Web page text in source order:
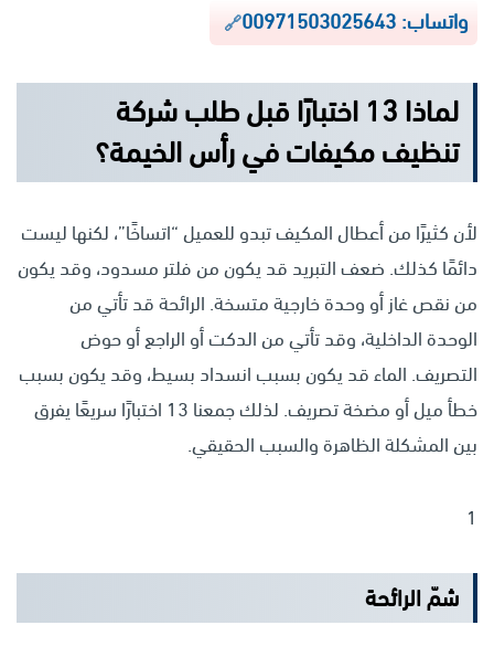
واتساب: 00971503025643
لماذا 13 اختبارًا قبل طلب شركة
تنظيف مكيفات في رأس الخيمة؟
لأن كثيرًا من أعطال المكيف تبدو للعميل “اتساخًا”، لكنها ليست
دائمًا كذلك. ضعف التبريد قد يكون من فلتر مسدود، وقد يكون
من نقص غاز أو وحدة خارجية متسخة. الرائحة قد تأتي من
الوحدة الداخلية، وقد تأتي من الدكت أو الراجع أو حوض
التصريف. الماء قد يكون بسبب انسداد بسيط، وقد يكون بسبب
خطأ ميل أو مضخة تصريف. لذلك جمعنا 13 اختبارًا سريعًا يفرق
بين المشكلة الظاهرة والسبب الحقيقي.
1
شمّ الرائحة